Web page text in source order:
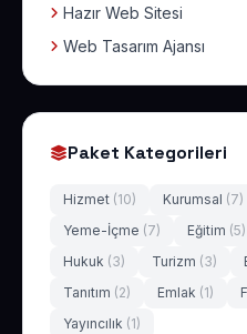
Hazır Web Sitesi
Web Tasarım Ajansı
Paket Kategorileri
Hizmet (10) Kurumsal (7)
Yeme-İçme (7) Eğitim (5)
Hukuk (3) Turizm (3)
Tanıtım (2) Emlak (1)
Yayıncılık (1)